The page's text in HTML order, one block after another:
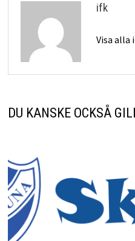
ifk
Visa alla
DU KANSKE OCKSÅ